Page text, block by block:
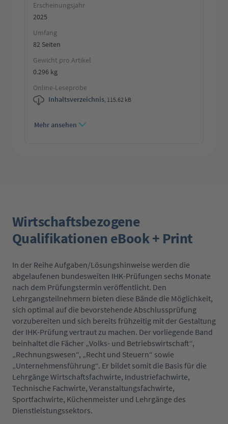
Erscheinungsjahr
2025
Umfang
82 Seiten
Gewicht pro Artikel
0.296 kg
Online-Leseprobe
Inhaltsverzeichnis, 115.62 kB
Mehr ansehen
Wirtschaftsbezogene
Qualifikationen eBook + Print
In der Reihe Aufgaben/Lösungshinweise werden die
abgelaufenen bundesweiten IHK-Prüfungen sechs Monate
nach dem Prüfungstermin veröffentlicht. Den
Lehrgangsteilnehmern bieten diese Bände die Möglichkeit,
sich optimal auf die bevorstehende Abschlussprüfung
vorzubereiten und sich bereits frühzeitig mit der Gestaltung
der IHK-Prüfung vertraut zu machen. Der vorliegende Band
beinhaltet die Fächer „Volks- und Betriebswirtschaft“,
„Rechnungswesen“, „Recht und Steuern“ sowie
„Unternehmensführung“. Er bildet somit die Basis für die
Lehrgänge Wirtschaftsfachwirte, Industriefachwirte,
Technische Fachwirte, Veranstaltungsfachwirte,
Sportfachwirte, Küchenmeister und Lehrgänge des
Dienstleistungssektors.